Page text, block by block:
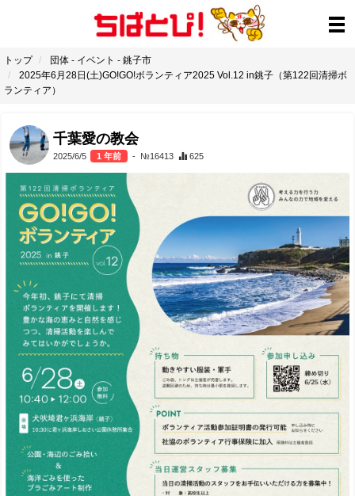
トップ 団体 - イベント - 銚子市
2025年6月28日(土)GO!GO!ボランティア2025 Vol.12 in銚子（第122回清掃ボ
ランティア）
千葉愛の教会
2025/6/5 1 年前 - №16413 625